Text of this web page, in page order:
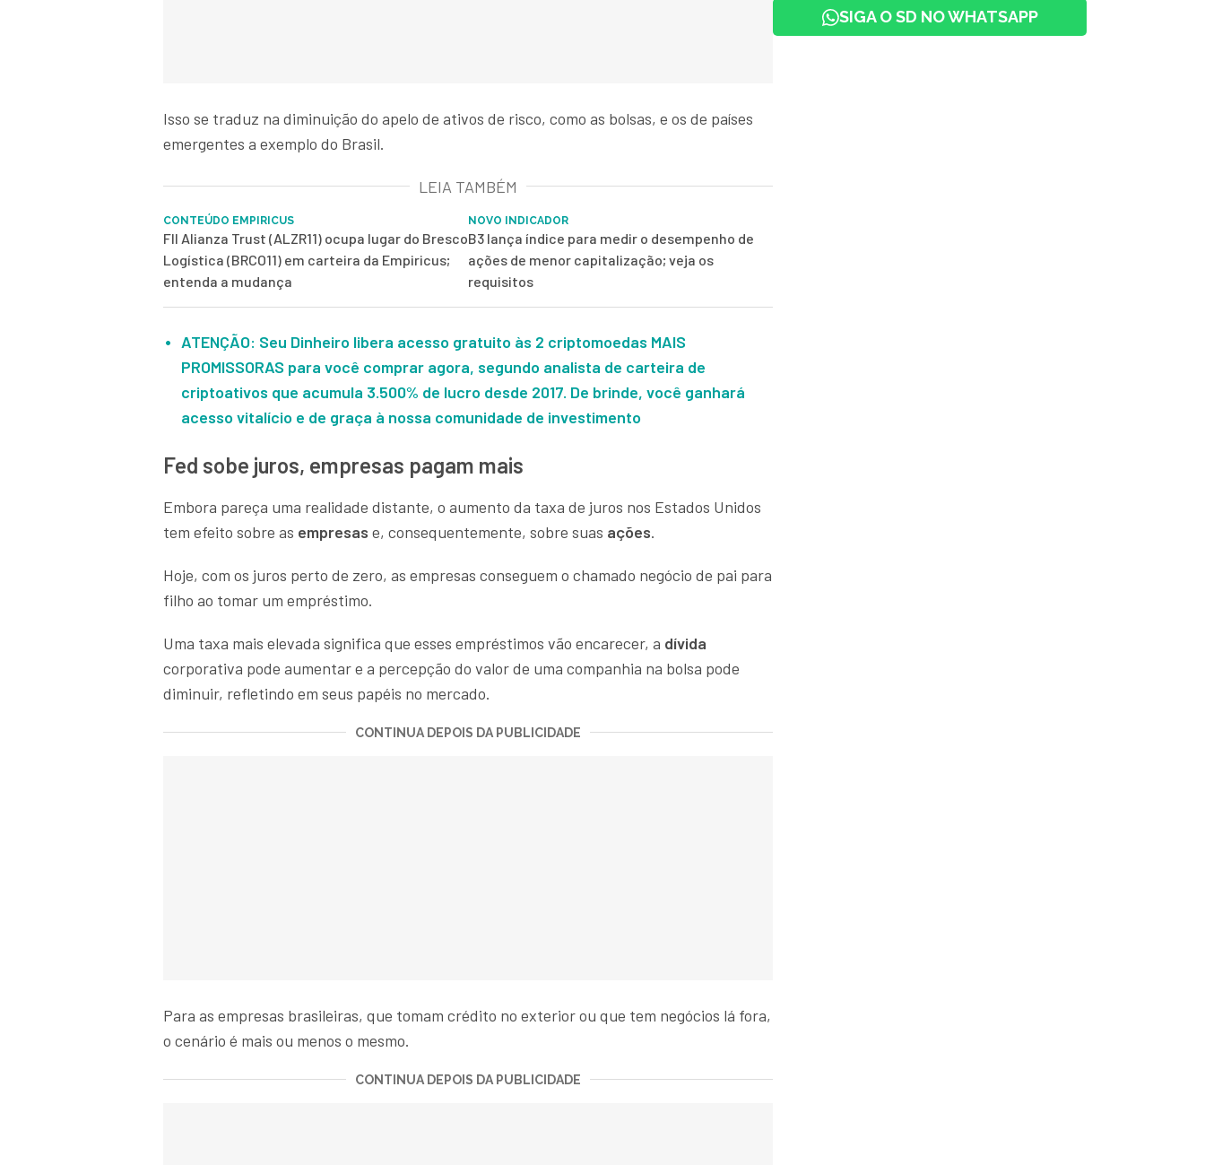
Isso se traduz na diminuição do apelo de ativos de risco, como as bolsas, e os de países
emergentes a exemplo do Brasil.
LEIA TAMBÉM
CONTEÚDO EMPIRICUS
FII Alianza Trust (ALZR11) ocupa lugar do Bresco
Logística (BRCO11) em carteira da Empiricus;
entenda a mudança
NOVO INDICADOR
B3 lança índice para medir o desempenho de
ações de menor capitalização; veja os
requisitos
ATENÇÃO: Seu Dinheiro libera acesso gratuito às 2 criptomoedas MAIS
PROMISSORAS para você comprar agora, segundo analista de carteira de
criptoativos que acumula 3.500% de lucro desde 2017. De brinde, você ganhará
acesso vitalício e de graça à nossa comunidade de investimento
Fed sobe juros, empresas pagam mais
Embora pareça uma realidade distante, o aumento da taxa de juros nos Estados Unidos
tem efeito sobre as empresas e, consequentemente, sobre suas ações.
Hoje, com os juros perto de zero, as empresas conseguem o chamado negócio de pai para
filho ao tomar um empréstimo.
Uma taxa mais elevada significa que esses empréstimos vão encarecer, a dívida
corporativa pode aumentar e a percepção do valor de uma companhia na bolsa pode
diminuir, refletindo em seus papéis no mercado.
CONTINUA DEPOIS DA PUBLICIDADE
Para as empresas brasileiras, que tomam crédito no exterior ou que tem negócios lá fora,
o cenário é mais ou menos o mesmo.
CONTINUA DEPOIS DA PUBLICIDADE
SIGA O SD NO WHATSAPP